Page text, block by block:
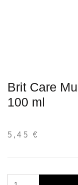
Brit Care
100 ml
5,45 €